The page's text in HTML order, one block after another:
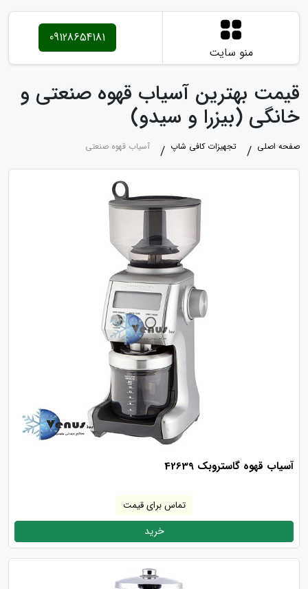
منو سایت
09128654181
قیمت بهترین آسیاب قهوه صنعتی و
خانگی (بیزرا و سیدو)
صفحه اصلی تجهیزات کافی شاپ آسیاب قهوه صنعتی
آسیاب قهوه گاستروبک 42639
تماس برای قیمت
خرید